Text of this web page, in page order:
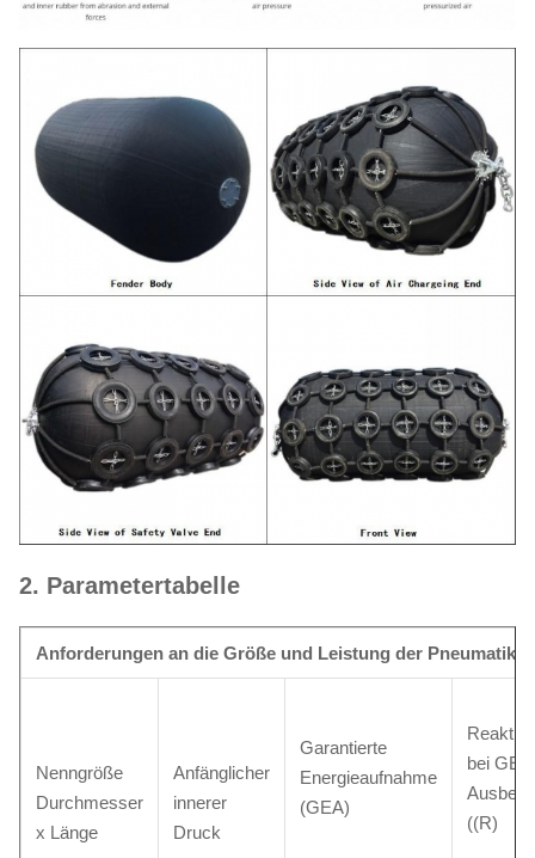
2. Parametertabelle
Anforderungen an die Größe und Leistung der Pneumatik-
Nenngröße
Durchmesser
x Länge
Anfänglicher
innerer
Druck
Garantierte
Energieaufnahme
(GEA)
bei
((R)